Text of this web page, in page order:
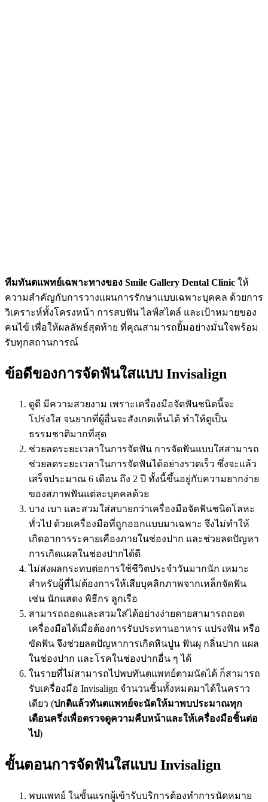
ทีมทันตแพทย์เฉพาะทางของ Smile Gallery Dental Clinic ให้
ความสำคัญกับการวางแผนการรักษาแบบเฉพาะบุคคล ด้วยการ
วิเคราะห์ทั้งโครงหน้า การสบฟัน ไลฟ์สไตล์ และเป้าหมายของ
คนไข้ เพื่อให้ผลลัพธ์สุดท้าย ที่คุณสามารถยิ้มอย่างมั่นใจพร้อม
รับทุกสถานการณ์
ข้อดีของการจัดฟันใสแบบ Invisalign
ดูดี มีความสวยงาม เพราะเครื่องมือจัดฟันชนิดนี้จะ
โปร่งใส จนยากที่ผู้อื่นจะสังเกตเห็นได้ ทำให้ดูเป็น
ธรรมชาติมากที่สุด
ช่วยลดระยะเวลาในการจัดฟัน การจัดฟันแบบใสสามารถ
ช่วยลดระยะเวลาในการจัดฟันได้อย่างรวดเร็ว ซึ่งจะแล้ว
เสร็จประมาณ 6 เดือน ถึง 2 ปี ทั้งนี้ขึ้นอยู่กับความยากง่าย
ของสภาพฟันแต่ละบุคคลด้วย
บาง เบา และสวมใส่สบายกว่าเครื่องมือจัดฟันชนิดโลหะ
ทั่วไป ด้วยเครื่องมือที่ถูกออกแบบมาเฉพาะ จึงไม่ทำให้
เกิดอาการระคายเคืองภายในช่องปาก และช่วยลดปัญหา
การเกิดแผลในช่องปากได้ดี
ไม่ส่งผลกระทบต่อการใช้ชีวิตประจำวันมากนัก เหมาะ
สำหรับผู้ที่ไม่ต้องการให้เสียบุคลิกภาพจากเหล็กจัดฟัน
เช่น นักแสดง พิธีกร ลูกเรือ
สามารถถอดและสวมใส่ได้อย่างง่ายดายสามารถถอด
เครื่องมือได้เมื่อต้องการรับประทานอาหาร แปรงฟัน หรือ
ขัดฟัน จึงช่วยลดปัญหาการเกิดหินปูน ฟันผุ กลิ่นปาก แผล
ในช่องปาก และโรคในช่องปากอื่น ๆ ได้
ในรายที่ไม่สามารถไปพบทันตแพทย์ตามนัดได้ ก็สามารถ
รับเครื่องมือ Invisalign จำนวนชิ้นทั้งหมดมาได้ในคราว
เดียว (ปกติแล้วทันตแพทย์จะนัดให้มาพบประมาณทุก
เดือนครึ่งเพื่อตรวจดูความคืบหน้าและให้เครื่องมือชิ้นต่อ
ไป)
ขั้นตอนการจัดฟันใสแบบ Invisalign
พบแพทย์ ในขั้นแรกผู้เข้ารับบริการต้องทำการนัดหมาย